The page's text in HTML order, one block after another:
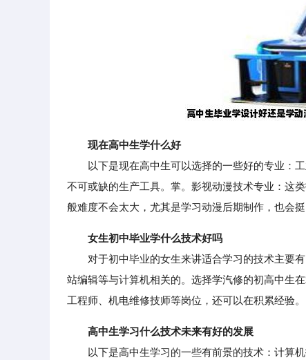
现在高中生学什么好
以下是现在高中生可以选择的一些好的专业：工
不可或缺的生产工具。掌。影视动漫技术专业：这
般难度不会太大，尤其是学习动漫后期制作，也会挺
女生初中毕业学什么技术好吗
对于初中毕业的女生来讲适合学习的技术主要有
站编辑等与计算机相关的。选择学汽修的初高中生
工程师、机电维修技师等岗位，还可以在积累经验。
高中生学习什么技术未来有好的发展
以下是高中生学习的一些有前景的技术：计算机